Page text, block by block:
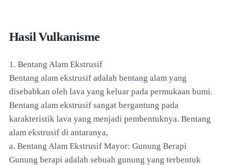
Hasil Vulkanisme
1. Bentang Alam Ekstrusif
Bentang alam ekstrusif adalah bentang alam yang
disebabkan oleh lava yang keluar pada permukaan bumi.
Bentang alam ekstrusif sangat bergantung pada
karakteristik lava yang menjadi pembentuknya. Bentang
alam ekstrusif di antaranya,
a. Bentang Alam Ekstrusif Mayor: Gunung Berapi
Gunung berapi adalah sebuah gunung yang terbentuk